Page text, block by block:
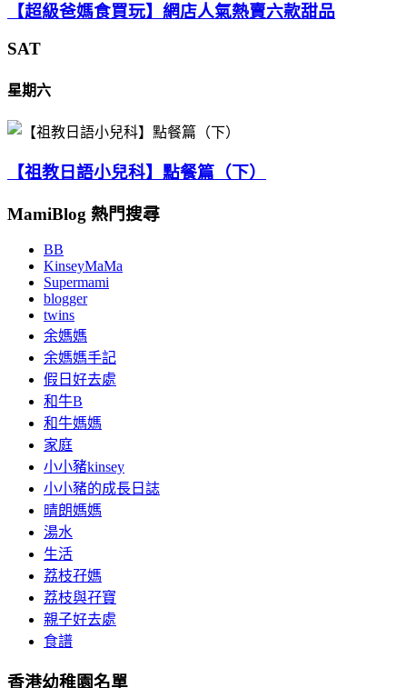
【超級爸媽食買玩】網店人氣熱賣六款甜品
SAT
星期六
【祖教日語小兒科】點餐篇（下）
MamiBlog 熱門搜尋
BB
KinseyMaMa
Supermami
blogger
twins
余媽媽
余媽媽手記
假日好去處
和牛B
和牛媽媽
家庭
小小豬kinsey
小小豬的成長日誌
晴朗媽媽
湯水
生活
荔枝孖媽
荔枝與孖寶
親子好去處
食譜
香港幼稚園名單